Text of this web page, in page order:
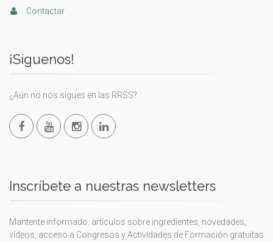
Contactar
¡Síguenos!
¿Aún no nos sigues en las RRSS?
Inscríbete a nuestras newsletters
Mantente informado: artículos sobre ingredientes, novedades,
vídeos, acceso a Congresos y Actividades de Formación gratuitas